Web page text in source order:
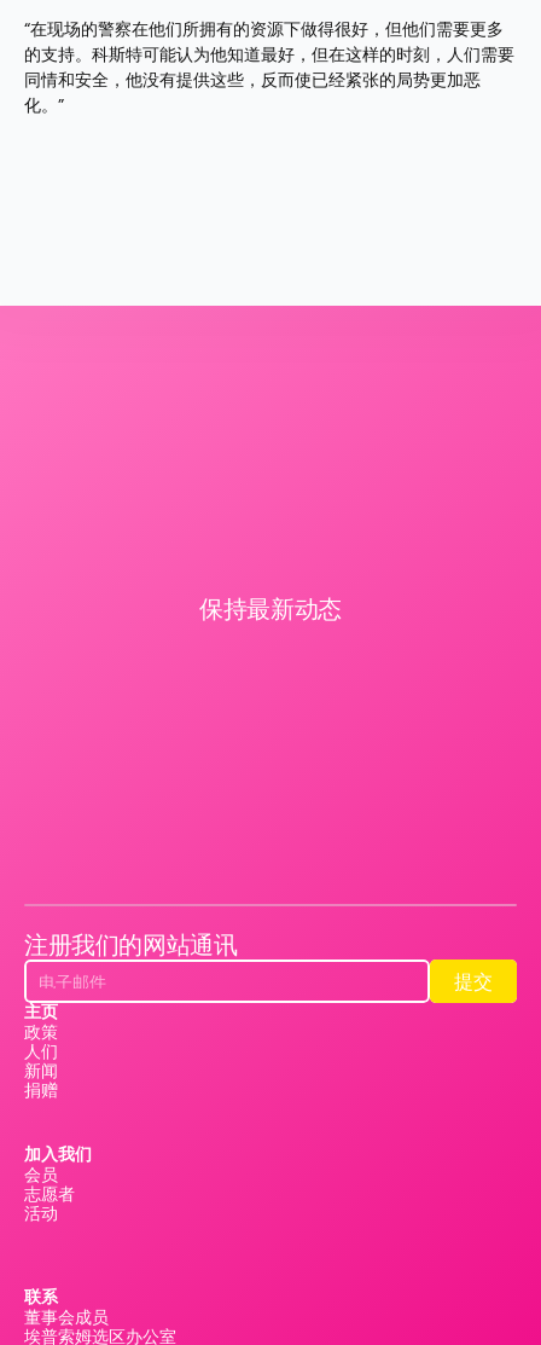
“在现场的警察在他们所拥有的资源下做得很好，但他们需要更多
的支持。科斯特可能认为他知道最好，但在这样的时刻，人们需要
同情和安全，他没有提供这些，反而使已经紧张的局势更加恶
化。”
保持最新动态
注册我们的网站通讯
提交
提交
主页
政策
人们
新闻
捐赠
加入我们
会员
志愿者
活动
联系
董事会成员
埃普索姆选区办公室